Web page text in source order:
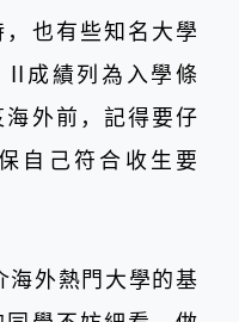
也有些知名大學
II成績列為入學條
外前，記得要仔
自己符合收生要
外熱門大學的基